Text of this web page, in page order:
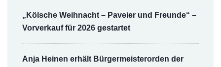
„Kölsche Weihnacht – Paveier und Freunde“ –
Vorverkauf für 2026 gestartet
Anja Heinen erhält Bürgermeisterorden der